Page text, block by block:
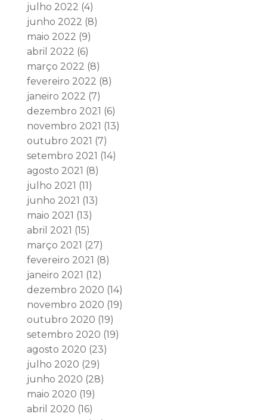
julho 2022 (4)
junho 2022 (8)
maio 2022 (9)
abril 2022 (6)
março 2022 (8)
fevereiro 2022 (8)
janeiro 2022 (7)
dezembro 2021 (6)
novembro 2021 (13)
outubro 2021 (7)
setembro 2021 (14)
agosto 2021 (8)
julho 2021 (11)
junho 2021 (13)
maio 2021 (13)
abril 2021 (15)
março 2021 (27)
fevereiro 2021 (8)
janeiro 2021 (12)
dezembro 2020 (14)
novembro 2020 (19)
outubro 2020 (19)
setembro 2020 (19)
agosto 2020 (23)
julho 2020 (29)
junho 2020 (28)
maio 2020 (19)
abril 2020 (16)